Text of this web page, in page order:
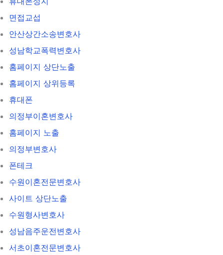
면접교섭
안산상간소송변호사
성남학교폭력변호사
홈페이지 상단노출
홈페이지 상위등록
휴대폰
의정부이혼변호사
홈페이지 노출
의정부변호사
폰테크
수원이혼전문변호사
사이트 상단노출
수원형사변호사
성남음주운전변호사
서초이혼전문변호사